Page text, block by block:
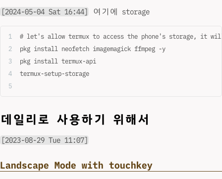
[2024-05-04 Sat 16:44] 여기에 storage
# let's allow termux to access the phone's storage, it
pkg install neofetch imagemagick ffmpeg -y
pkg install termux-api
termux-setup-storage
데일리로 사용하기 위해서
[2023-08-29 Tue 11:07]
Landscape Mode with touchkey